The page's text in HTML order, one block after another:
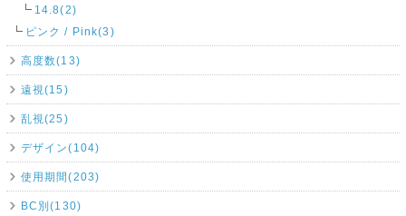
14.8(2)
ピンク / Pink(3)
高度数(13)
遠視(15)
乱視(25)
デザイン(104)
使用期間(203)
BC別(130)